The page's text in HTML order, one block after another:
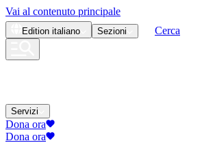
Vai al contenuto principale
Edition italiano Sezioni Cerca
Servizi
Dona ora
Dona ora